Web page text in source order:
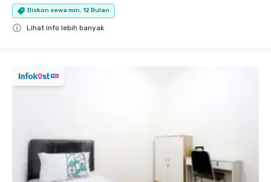
Diskon sewa min. 12 Bulan
Lihat info lebih banyak